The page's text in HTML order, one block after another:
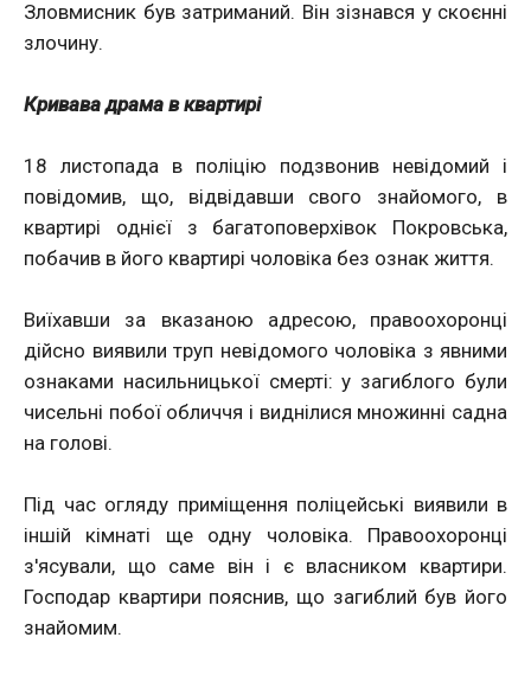
Зловмисник був затриманий. Він зізнався у скоєнні
злочину.
Кривава драма в квартирі
18 листопада в поліцію подзвонив невідомий і
повідомив, що, відвідавши свого знайомого, в
квартирі однієї з багатоповерхівок Покровська,
побачив в його квартирі чоловіка без ознак життя.
Виїхавши за вказаною адресою, правоохоронці
дійсно виявили труп невідомого чоловіка з явними
ознаками насильницької смерті: у загиблого були
чисельні побої обличчя і виднілися множинні садна
на голові.
Під час огляду приміщення поліцейські виявили в
іншій кімнаті ще одну чоловіка. Правоохоронці
з'ясували, що саме він і є власником квартири.
Господар квартири пояснив, що загиблий був його
знайомим.